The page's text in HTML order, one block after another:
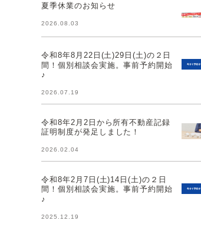
夏季休業のお知らせ
2026.08.03
令和8年8月22日(土)29日(土)の２日
間！個別相談会実施。事前予約開始
♪
2026.07.19
令和8年2月2日から所有不動産記録
証明制度が発足しました！
2026.02.04
令和8年2月7日(土)14日(土)の２日
間！個別相談会実施。事前予約開始
♪
2025.12.19